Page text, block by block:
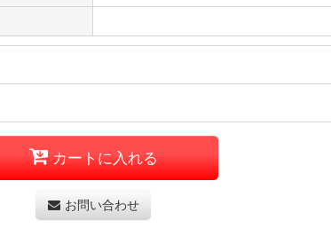
カートに入れる
お問い合わせ